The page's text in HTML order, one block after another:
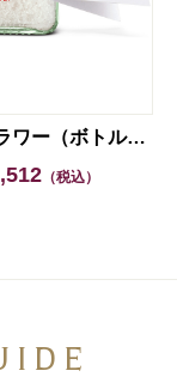
ソルトフラワー（ボトル入）70ｇ
（税込）